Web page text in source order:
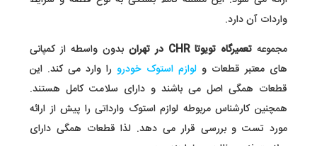
واردات آن دارد.
مجموعه تعمیرگاه تویوتا CHR در تهران
بدون واسطه از کمپانی
های معتبر قطعات ولوازم استوک خودرورا وارد می کند. این
قطعات همگی اصل می باشند و دارای سلامت کامل هستند.
همچنین کارشناس مربوطه لوازم استوک وارداتی را پیش از ارائه
مورد تست و بررسی قرار می دهد. لذا قطعات همگی دارای